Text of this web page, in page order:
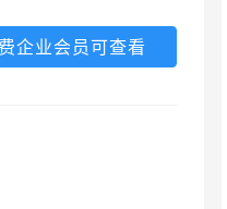
企业会员可查看